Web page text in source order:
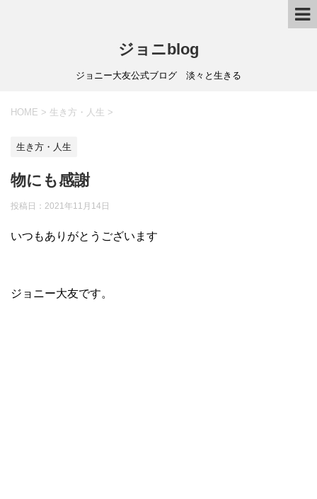
ジョニblog
ジョニー大友公式ブログ 淡々と生きる
HOME > 生き方・人生 >
生き方・人生
物にも感謝
投稿日： 2021年11月14日
いつもありがとうございます
ジョニー大友です。